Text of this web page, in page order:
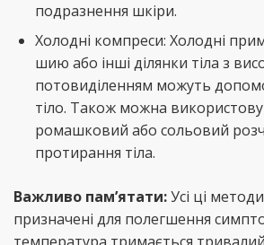
подразнення шкіри.
Холодні компреси: Холодні
шию або інші ділянки тіла з
потовиділенням можуть
тіло. Також можна
ромашковий або сольовий
протирання тіла.
Важливо пам’ятати:Усі ці
призначені для полегшення